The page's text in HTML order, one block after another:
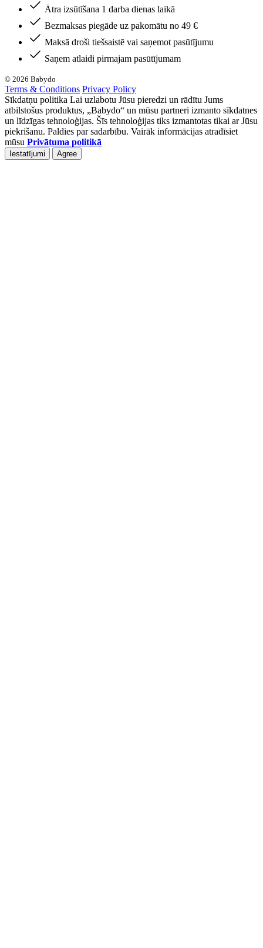
Ātra izsūtīšana 1 darba dienas laikā
Bezmaksas piegāde uz pakomātu no 49 €
Maksā droši tiešsaistē vai saņemot pasūtījumu
Saņem atlaidi pirmajam pasūtījumam
© 2026 Babydo
Terms & Conditions Privacy Policy
Sīkdatņu politika Lai uzlabotu Jūsu pieredzi un rādītu Jums
atbilstošus produktus, „Babydo“ un mūsu partneri izmanto sīkdatnes
un līdzīgas tehnoloģijas. Šīs tehnoloģijas tiks izmantotas tikai ar Jūsu
piekrišanu. Paldies par sadarbību. Vairāk informācijas atradīsiet
mūsu Privātuma politikā
Iestatījumi Agree